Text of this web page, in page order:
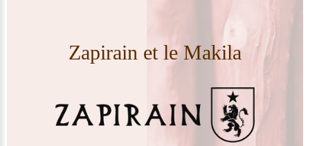
Zapirain et le Makila